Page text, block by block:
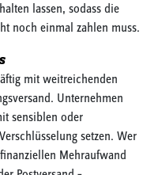
lassen, sodass die
noch einmal zahlen muss.
mit weitreichenden
Unternehmen
sensiblen oder
setzen. Wer
Mehraufwand